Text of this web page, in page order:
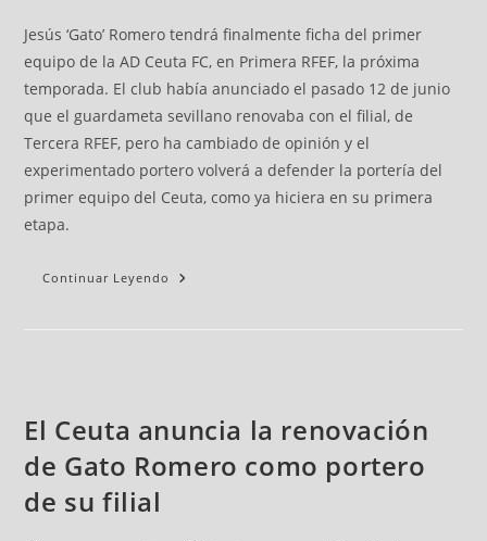
Jesús ‘Gato’ Romero tendrá finalmente ficha del primer
equipo de la AD Ceuta FC, en Primera RFEF, la próxima
temporada. El club había anunciado el pasado 12 de junio
que el guardameta sevillano renovaba con el filial, de
Tercera RFEF, pero ha cambiado de opinión y el
experimentado portero volverá a defender la portería del
primer equipo del Ceuta, como ya hiciera en su primera
etapa.
Continuar Leyendo
El Ceuta anuncia la renovación
de Gato Romero como portero
de su filial